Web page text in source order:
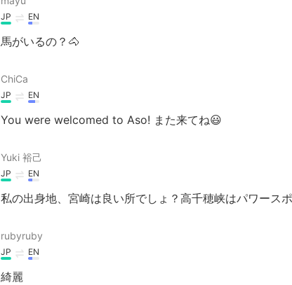
JP EN
馬がいるの？🐴
ChiCa
JP EN
You were welcomed to Aso! また来てね😃
Yuki 裕己
JP EN
私の出身地、宮崎は良い所でしょ？高千穂峡はパワース
rubyruby
JP EN
綺麗